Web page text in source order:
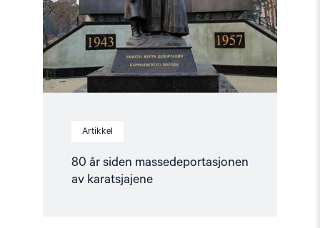
Artikkel
80 år siden massedeportasjonen
av karatsjajene
karatsjajene"